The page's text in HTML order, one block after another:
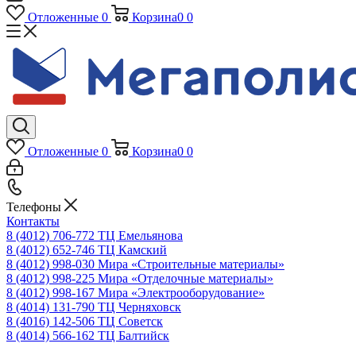
Отложенные 0 Корзина0 0
Отложенные 0 Корзина0 0
Телефоны
Контакты
8 (4012) 706-772 ТЦ Емельянова
8 (4012) 652-746 ТЦ Камский
8 (4012) 998-030 Мира «Строительные материалы»
8 (4012) 998-225 Мира «Отделочные материалы»
8 (4012) 998-167 Мира «Электрооборудование»
8 (4014) 131-790 ТЦ Черняховск
8 (4016) 142-506 ТЦ Советск
8 (4014) 566-162 ТЦ Балтийск